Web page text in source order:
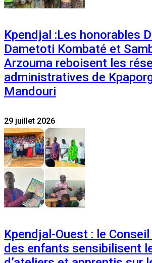
Kpendjal :Les honorables
Dametoti Kombaté et
Arzouma reboisent les
administratives de
Mandouri
29 juillet 2026
Kpendjal-Ouest : le
des enfants sensibilisent